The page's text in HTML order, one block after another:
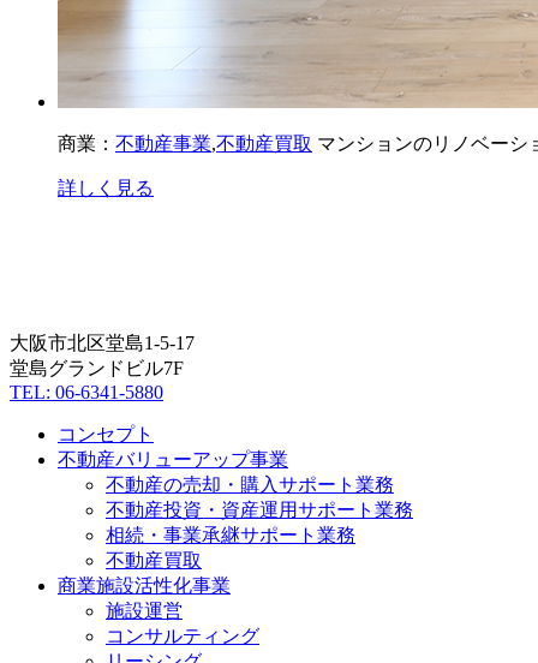
商業： 不動産事業,不動産買取 マンションのリノベーシ
詳しく見る
大阪市北区堂島1-5-17
堂島グランドビル7F
TEL: 06-6341-5880
コンセプト
不動産バリューアップ事業
不動産の売却・購入サポート業務
不動産投資・資産運用サポート業務
相続・事業承継サポート業務
不動産買取
商業施設活性化事業
施設運営
コンサルティング